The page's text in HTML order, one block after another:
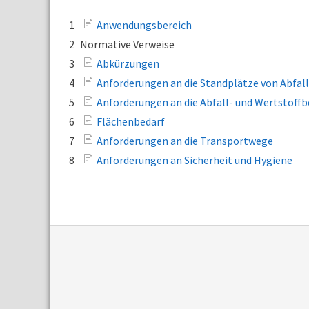
1
Anwendungsbereich
2 Normative Verweise
3
Abkürzungen
4
Anforderungen an die Standplätze von
5
Anforderungen an die Abfall- und
6
Flächenbedarf
7
Anforderungen an die Transportwege
8
Anforderungen an Sicherheit und Hygiene